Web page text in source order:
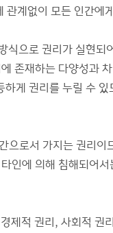
관계없이 모든 인간에
식으로 권리가 실현되
존재하는 다양성과
게 권리를 누릴 수 있
으로서 가지는 권리이
인에 의해 침해되어서
제적 권리, 사회적 권